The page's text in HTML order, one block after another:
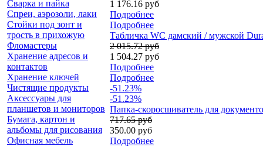
Сварка и пайка
Спреи, аэрозоли, лаки
Стойки под зонт и
трость в прихожую
Фломастеры
Хранение адресов и
контактов
Хранение ключей
Чистящие продукты
Аксессуары для
планшетов и мониторов
Бумага, картон и
альбомы для рисования
Офисная мебель
1 176.16 руб
Подробнее
Подробнее
Табличка WC дамский / мужской
2 015.72 руб
1 504.27 руб
Подробнее
Подробнее
-51.23%
-51.23%
Папка-скоросшиватель для
717.65 руб
350.00 руб
Подробнее